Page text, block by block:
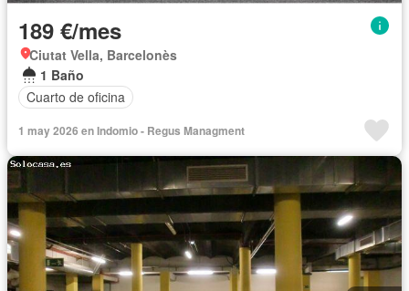
189 €/mes
Ciutat Vella, Barcelonès
1 Baño
Cuarto de oficina
1 may 2026 en Indomio - Regus Managment